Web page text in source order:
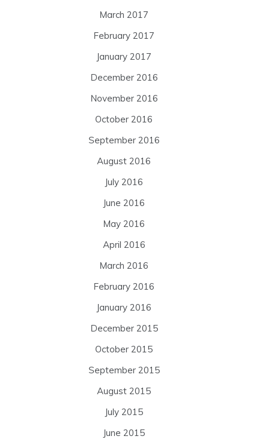
March 2017
February 2017
January 2017
December 2016
November 2016
October 2016
September 2016
August 2016
July 2016
June 2016
May 2016
April 2016
March 2016
February 2016
January 2016
December 2015
October 2015
September 2015
August 2015
July 2015
June 2015